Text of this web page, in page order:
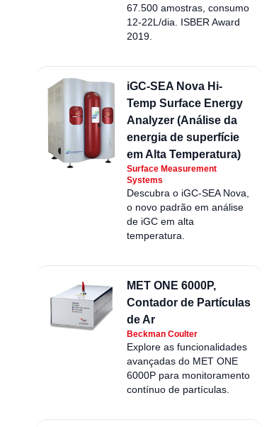
67.500 amostras, consumo
12-22L/dia. ISBER Award
2019.
iGC-SEA Nova Hi-
Temp Surface Energy
Analyzer (Análise da
energia de superfície
em Alta Temperatura)
Surface Measurement
Systems
Descubra o iGC-SEA Nova,
o novo padrão em análise
de iGC em alta
temperatura.
MET ONE 6000P,
Contador de Partículas
de Ar
Beckman Coulter
Explore as funcionalidades
avançadas do MET ONE
6000P para monitoramento
contínuo de partículas.